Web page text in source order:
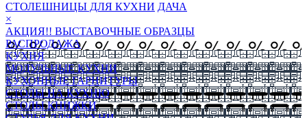
СТОЛЕШНИЦЫ ДЛЯ КУХНИ ДАЧА
×
АКЦИЯ!! ВЫСТАВОЧНЫЕ ОБРАЗЦЫ
РАСПРОДАЖА
КУХНЯ
МОДУЛЬНЫЕ КУХНИ
КУХОННЫЕ ГАРНИТУРЫ
СТОЛЫ НА КУХНЮ
СТОЛЫ КНИЖКИ